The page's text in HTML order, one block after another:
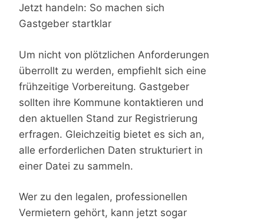
Jetzt handeln: So machen sich
Gastgeber startklar
Um nicht von plötzlichen Anforderungen
überrollt zu werden, empfiehlt sich eine
frühzeitige Vorbereitung. Gastgeber
sollten ihre Kommune kontaktieren und
den aktuellen Stand zur Registrierung
erfragen. Gleichzeitig bietet es sich an,
alle erforderlichen Daten strukturiert in
einer Datei zu sammeln.
Wer zu den legalen, professionellen
Vermietern gehört, kann jetzt sogar